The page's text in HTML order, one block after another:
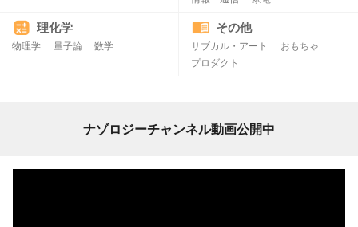
理化学
物理学 量子論 数学
その他
サブカル・アート
おもちゃ
プロダクト
ナゾロジーチャンネル動画公開中